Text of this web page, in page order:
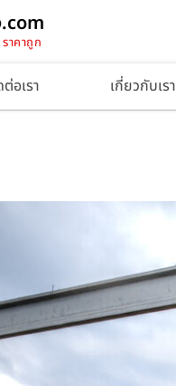
าคาถูก
อเรา เกี่ยวกับเรา